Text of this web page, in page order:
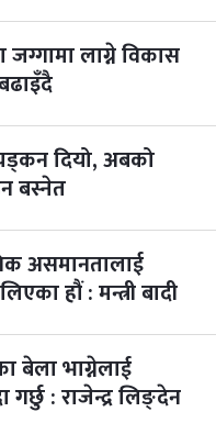
जग्गामा लाग्ने विकास
दियो, अबको
बस्नेत
असमानतालाई
हौं : मन्त्री बादी
बेला भाग्नेलाई
गर्छु : राजेन्द्र लिङ्देन